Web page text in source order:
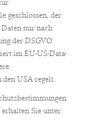
geschlossen, der
Daten nur nach
der DSGVO
im EU-US-Data-
USA regelt.
Sie unter: